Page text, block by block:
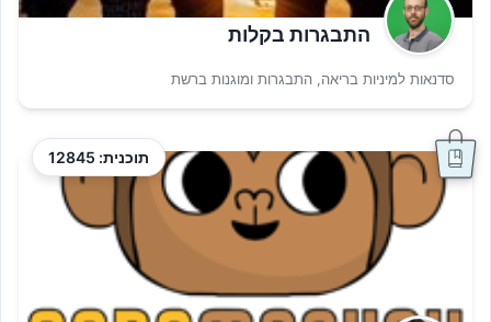
התבגרות בקלות
סדנאות למיניות בריאה, התבגרות ומוגנות ברשת
תוכנית: 12845